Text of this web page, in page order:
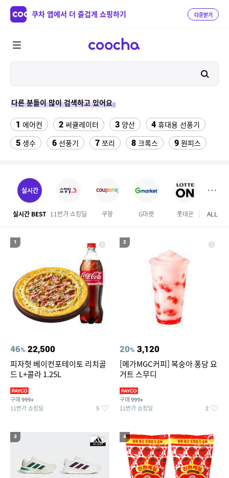
쿠차 앱에서 더 즐겁게 쇼핑하기 다운받기
다른 분들이 많이 검색하고 있어요
1 에어컨 2 써큘레이터 3 양산 4 휴대용 선풍기
5 생수 6 선풍기 7 쪼리 8 크록스 9 원피스
12 남자요실금패드라이너형
14 아놀드파마티셔츠 펀칭니트조끼
17 글루타치온 18 지폴드8 맥세이프케이스 ALL
실시간
실시간 BEST 11번가 쇼킹딜 쿠팡 G마켓 롯데온 GS
1
46% 22,500
피자헛 베이컨포테이토 리치골
드 L+콜라 1.25L
구매 999+
11번가 쇼킹딜 5
2
20% 3,120
[메가MGC커피] 복숭아 퐁당 요
거트 스무디
구매 999+
11번가 쇼킹딜 2
3 4